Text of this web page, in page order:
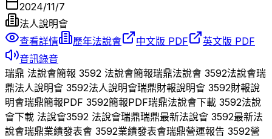
2024/11/7
法人說明會
查看詳情
歷年法說會 中文版 PDF
英文版 PDF
音訊錄音
瑞鼎 法說會簡報 3592 法說會簡報瑞鼎法說會 3592法說會瑞
鼎法人說明會 3592法人說明會瑞鼎財報說明會 3592財報說
明會瑞鼎簡報PDF 3592簡報PDF瑞鼎法說會下載 3592法說
會下載 法說會3592 法說會瑞鼎瑞鼎最新法說會 3592最新法
說會瑞鼎業績發表會 3592業績發表會瑞鼎營運報告 3592營